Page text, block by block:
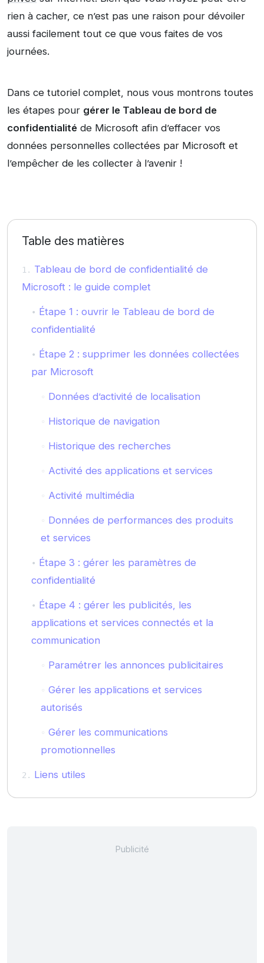
rien à cacher, ce n’est pas une raison pour dévoiler
aussi facilement tout ce que vous faites de vos
journées.
Dans ce tutoriel complet, nous vous montrons toutes
les étapes pour gérer le Tableau de bord de
confidentialité de Microsoft afin d’effacer vos
données personnelles collectées par Microsoft et
l’empêcher de les collecter à l’avenir !
Table des matières
Tableau de bord de confidentialité de
Microsoft : le guide complet
Étape 1 : ouvrir le Tableau de bord de
confidentialité
Étape 2 : supprimer les données collectées
par Microsoft
Données d’activité de localisation
Historique de navigation
Historique des recherches
Activité des applications et services
Activité multimédia
Données de performances des produits
et services
Étape 3 : gérer les paramètres de
confidentialité
Étape 4 : gérer les publicités, les
applications et services connectés et la
communication
Paramétrer les annonces publicitaires
Gérer les applications et services
autorisés
Gérer les communications
promotionnelles
Liens utiles